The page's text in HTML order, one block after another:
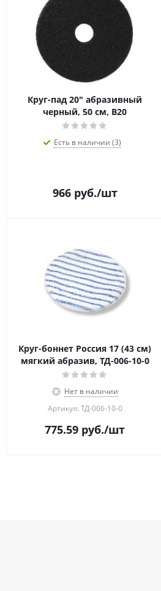
Круг-пад 20" абразивный
черный, 50 см, B20
Есть в наличии (3)
966руб./шт
Круг-боннет Россия 17 (43 см)
мягкий абразив, ТД-006-10-0
Нет в наличии
Артикул: ТД-006-10-0
775.59 руб./шт